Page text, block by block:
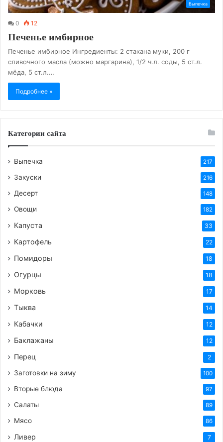
Выпечка
0 12
Печенье имбирное
Печенье имбирное Ингредиенты: 2 стакана муки, 200 г
сливочного масла (можно маргарина), 1/2 ч.л. соды, 5 ст.л.
мёда, 5 ст.л.…
Подробнее »
Категории сайта
Выпечка 217
Закуски 216
Десерт 148
Овощи 182
Капуста 33
Картофель 22
Помидоры 18
Огурцы 18
Морковь 17
Тыква 14
Кабачки 12
Баклажаны 12
Перец 2
Заготовки на зиму 100
Вторые блюда 97
Салаты 89
Мясо 86
Ливер 7